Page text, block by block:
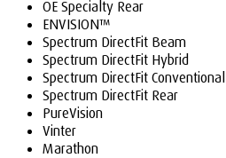
OE Specialty Rear
ENVISION™
Spectrum DirectFit Beam
Spectrum DirectFit Hybrid
Spectrum DirectFit Conventional
Spectrum DirectFit Rear
PureVision
Vinter
Marathon